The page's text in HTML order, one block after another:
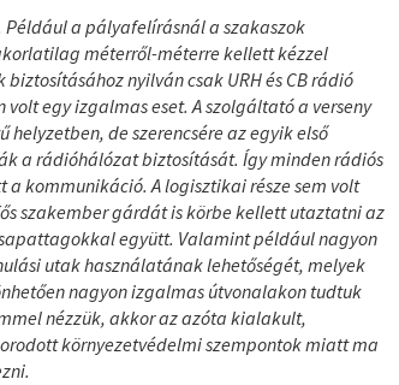
a pályafelírásnál a szakaszok
méterről-méterre kellett kézzel
nyilván csak URH és CB rádió
egy izgalmas eset. A szolgáltató a verseny
de szerencsére az egyik első
a rádióhálózat biztosítását. Így minden rádiós
kommunikáció. A logisztikai része sem volt
szakember gárdát is körbe kellett utaztatni az
együtt. Valamint például nagyon
utak használatának lehetőségét, melyek
nagyon izgalmas útvonalakon tudtuk
nézzük, akkor az azóta kialakult,
környezetvédelmi szempontok miatt ma